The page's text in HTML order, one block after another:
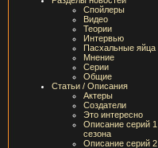
Спойлеры
Видео
Теории
Интервью
Пасхальные яйца
Мнение
Серии
Общие
Статьи / Описания
Актеры
Создатели
Это интересно
Описание серий 1
сезона
Описание серий 2